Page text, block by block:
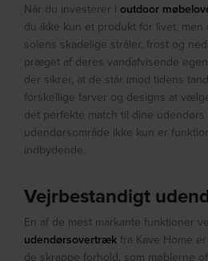
Når du investerer ioutdoor
du ikke kun et produkt for livet,
solens skadelige stråler, frost og
præget af deres vandafvisende
der sikrer, at de står imod tidens
forskellige farver og designs at
det perfekte match til dine udendørs
udendørsområde ikke kun er
indbydende.
Vejrbestandigt
En af de mest markante funktioner
udendørsovertræk fra Kave Home
de skrappe forhold, som møblerne